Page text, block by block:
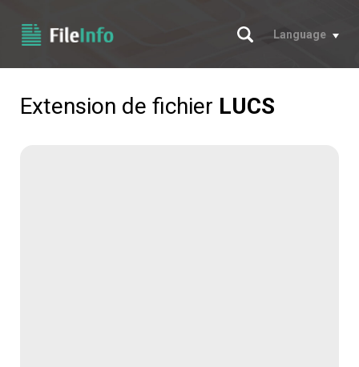
Chercher
Language
Extension de fichier LUCS